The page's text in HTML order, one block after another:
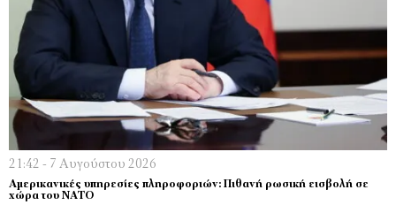
21:42 - 7 Αυγούστου 2026
Αμερικανικές υπηρεσίες πληροφοριών: Πιθανή ρωσική εισβολή σε
χώρα του ΝΑΤΟ